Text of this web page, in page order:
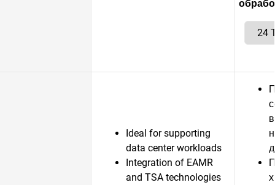
Ideal for supporting
data center workloads
Integration of EAMR
and TSA technologies